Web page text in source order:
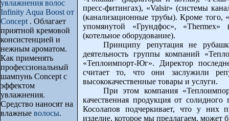
увлажнения волос
Infinity Aqua Boost от
Concept . Облагает
приятной кремовой
консистенцией и
нежным ароматом.
Как применять
профессиональный
шампунь Concept с
эффектом
увлажнения.
Средство наносят на
влажные волосы.
пресс-фитингах), «Valsir» (системы
(канализационные трубы). Кроме
упомянутой «Грундфос», «Thermex»
(котельное оборудование).
Принципу репутация не
деятельность группы компаний
«Теплоимпорт-Юг». Директор
считает то, что они заслужили
высококачественные товары и услуги.
При этом компания
качественная продукция от
Косолапов подчеркивает, что у них
изделие, которое мы предлагаем, может